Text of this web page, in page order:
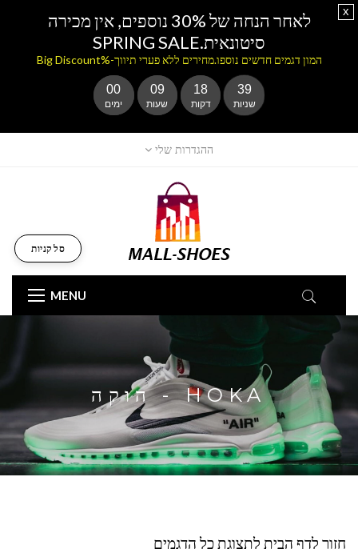
ההגדרות שלי
MENU
סל קניות
HOKA - הוקה
חזור לדף הבית לתצוגת כל הדגמים
לאחר הנחה של 30% נוספים, אין מכירה
סיטונאית.SPRING SALE
המון דגמים חדשים נוספו.מחירים ללא פערי תיווך-%Big Discount
00
ימים
09
שעות
18
דקות
37
שניות
x